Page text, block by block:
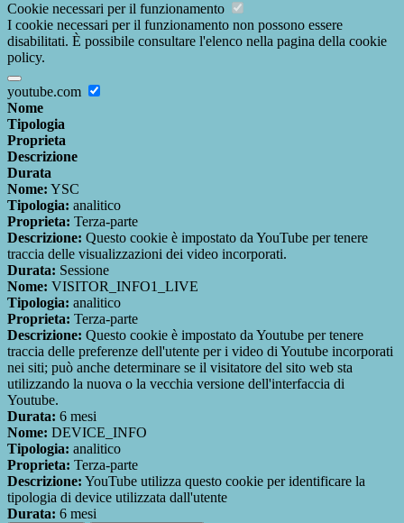
Cookie necessari per il funzionamento
I cookie necessari per il funzionamento non possono essere
disabilitati. È possibile consultare l'elenco nella pagina della cookie
policy.
youtube.com
Nome
Tipologia
Proprieta
Descrizione
Durata
Nome: YSC
Tipologia: analitico
Proprieta: Terza-parte
Descrizione: Questo cookie è impostato da YouTube per tenere
traccia delle visualizzazioni dei video incorporati.
Durata: Sessione
Nome: VISITOR_INFO1_LIVE
Tipologia: analitico
Proprieta: Terza-parte
Descrizione: Questo cookie è impostato da Youtube per tenere
traccia delle preferenze dell'utente per i video di Youtube incorporati
nei siti; può anche determinare se il visitatore del sito web sta
utilizzando la nuova o la vecchia versione dell'interfaccia di
Youtube.
Durata: 6 mesi
Nome: DEVICE_INFO
Tipologia: analitico
Proprieta: Terza-parte
Descrizione: YouTube utilizza questo cookie per identificare la
tipologia di device utilizzata dall'utente
Durata: 6 mesi